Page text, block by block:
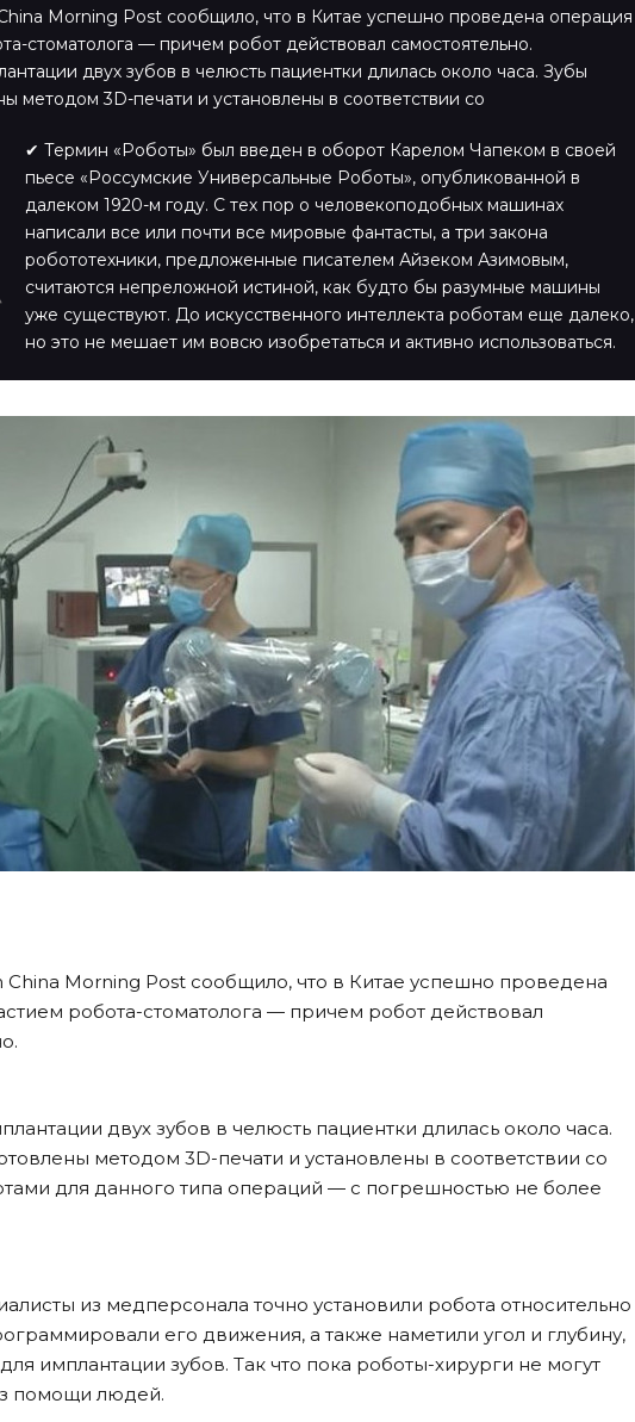
Morning Post сообщило, что в Китае успешно проведена операция
стоматолога — причем робот действовал самостоятельно.
двух зубов в челюсть пациентки длилась около часа. Зубы
методом 3D-печати и установлены в соответствии со
✔ Термин «Роботы» был введен в оборот Карелом Чапеком в своей
пьесе «Россумские Универсальные Роботы», опубликованной в
далеком 1920-м году. С тех пор о человекоподобных машинах
написали все или почти все мировые фантасты, а три закона
робототехники, предложенные писателем Айзеком Азимовым,
считаются непреложной истиной, как будто бы разумные машины
уже существуют. До искусственного интеллекта роботам еще далеко,
но это не мешает им вовсю изобретаться и активно использоваться.
China Morning Post сообщило, что в Китае успешно проведена
робота-стоматолога — причем робот действовал
двух зубов в челюсть пациентки длилась около часа.
методом 3D-печати и установлены в соответствии со
для данного типа операций — с погрешностью не более
из медперсонала точно установили робота относительно
его движения, а также наметили угол и глубину,
имплантации зубов. Так что пока роботы-хирурги не могут
помощи людей.